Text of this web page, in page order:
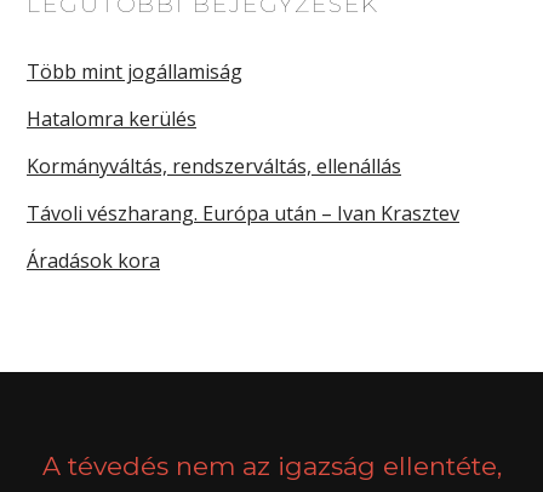
Több mint jogállamiság
Hatalomra kerülés
Kormányváltás, rendszerváltás, ellenállás
Távoli vészharang. Európa után – Ivan Krasztev
Áradások kora
A tévedés nem az igazság ellentéte,